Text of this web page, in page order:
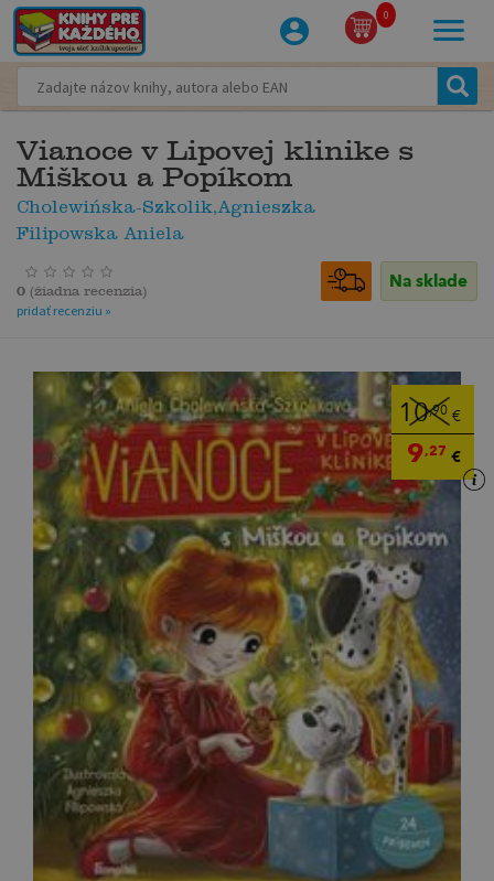
0
Vianoce v Lipovej klinike s
Miškou a Popíkom
Cholewińska-Szkolik,Agnieszka
Filipowska Aniela
Na sklade
0 (žiadna recenzia)
pridať recenziu »
10,90 €
9,27 €